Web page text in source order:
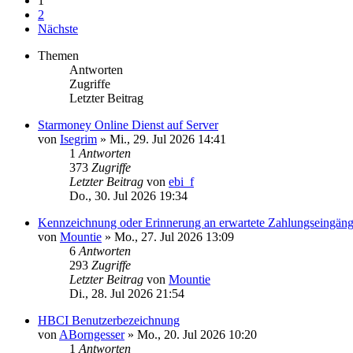
2
Nächste
Themen
Antworten
Zugriffe
Letzter Beitrag
Starmoney Online Dienst auf Server
von Isegrim » Mi., 29. Jul 2026 14:41
1 Antworten
373 Zugriffe
Letzter Beitrag von ebi_f
Do., 30. Jul 2026 19:34
Kennzeichnung oder Erinnerung an erwartete
von Mountie » Mo., 27. Jul 2026 13:09
6 Antworten
293 Zugriffe
Letzter Beitrag von Mountie
Di., 28. Jul 2026 21:54
HBCI Benutzerbezeichnung
von ABorngesser» Mo., 20. Jul 2026 10:20
1 Antworten